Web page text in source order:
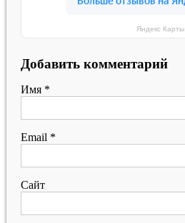
Яндекс Карты
Добавить комментарий
Имя *
Email *
Сайт